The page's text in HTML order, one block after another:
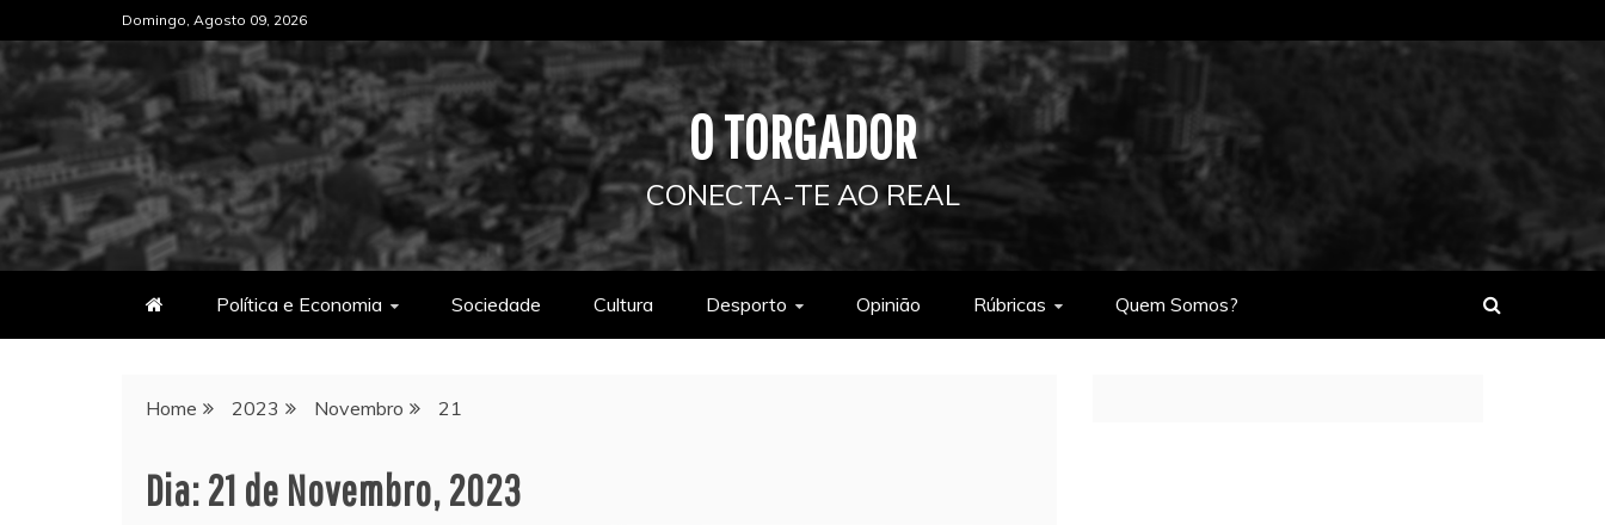
to
content
Domingo, Agosto 09, 2026
O TORGADOR
CONECTA-TE AO REAL
Política e Economia Sociedade Cultura Desporto Opinião Rúbricas Quem Somos?
Home 2023 Novembro 21
Dia:21 de Novembro, 2023